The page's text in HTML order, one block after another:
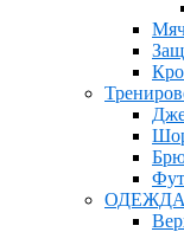
ОДЕЖДА